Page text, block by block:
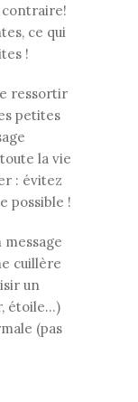
contraire!
ce qui
!
ressortir
petites
la vie
: évitez
possible !
message
cuillère
un
étoile…)
(pas